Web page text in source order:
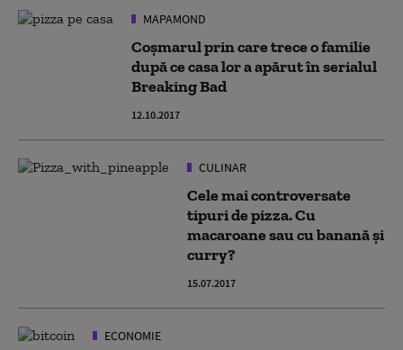
MAPAMOND
Coșmarul prin care trece o familie
după ce casa lor a apărut în serialul
Breaking Bad
12.10.2017
CULINAR
Cele mai controversate
tipuri de pizza. Cu
macaroane sau cu banană și
curry?
15.07.2017
ECONOMIE